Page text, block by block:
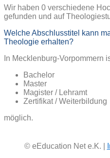
Wir haben 0 verschiedene
gefunden und auf
Welche Abschlusstitel kann
Theologie erhalten?
In Mecklenburg-Vorpommern
Bachelor
Master
Magister / Lehramt
Zertifikat / Weiterbildung
möglich.
© eEducation Net e.K. |